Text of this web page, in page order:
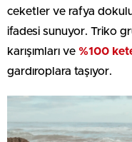
ceketler ve rafya
ifadesi sunuyor. Triko
karışımları ve %100
gardıroplara taşıyor.